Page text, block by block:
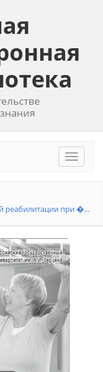
Toggle
реабилитации при �...